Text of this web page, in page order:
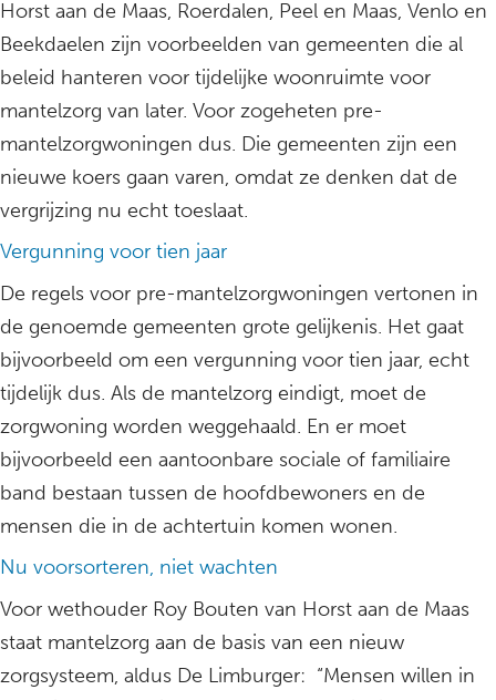
Horst aan de Maas, Roerdalen, Peel en Maas, Venlo en
Beekdaelen zijn voorbeelden van gemeenten die al
beleid hanteren voor tijdelijke woonruimte voor
mantelzorg van later. Voor zogeheten pre-
mantelzorgwoningen dus. Die gemeenten zijn een
nieuwe koers gaan varen, omdat ze denken dat de
vergrijzing nu echt toeslaat.
Vergunning voor tien jaar
De regels voor pre-mantelzorgwoningen vertonen in
de genoemde gemeenten grote gelijkenis. Het gaat
bijvoorbeeld om een vergunning voor tien jaar, echt
tijdelijk dus. Als de mantelzorg eindigt, moet de
zorgwoning worden weggehaald. En er moet
bijvoorbeeld een aantoonbare sociale of familiaire
band bestaan tussen de hoofdbewoners en de
mensen die in de achtertuin komen wonen.
Nu voorsorteren, niet wachten
Voor wethouder Roy Bouten van Horst aan de Maas
staat mantelzorg aan de basis van een nieuw
zorgsysteem, aldus De Limburger: “Mensen willen in